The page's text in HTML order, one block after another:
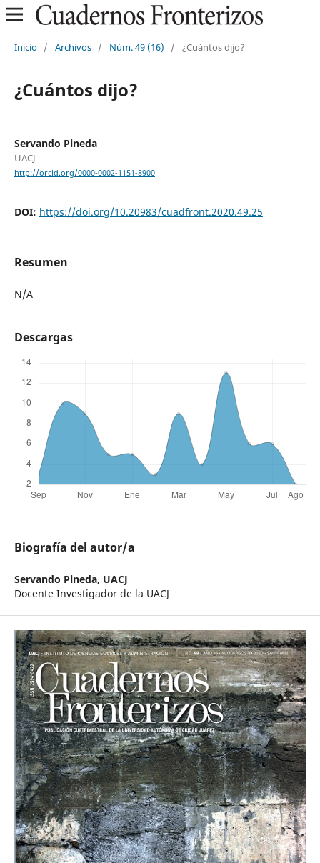
Inicio / Archivos / Núm. 49 (16) / ¿Cuántos dijo?
¿Cuántos dijo?
Servando Pineda
UACJ
http://orcid.org/0000-0002-1151-8900
DOI: https://doi.org/10.20983/cuadfront.2020.49.25
Resumen
N/A
Descargas
Biografía del autor/a
Servando Pineda, UACJ
Docente Investigador de la UACJ